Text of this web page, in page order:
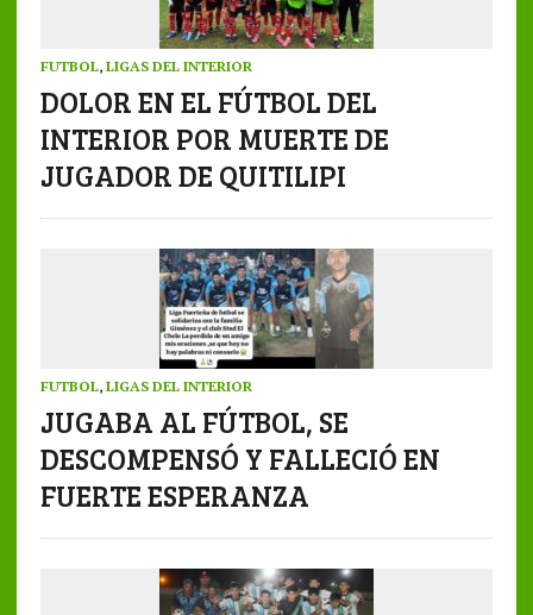
FUTBOL, LIGAS DEL INTERIOR
DOLOR EN EL FÚTBOL DEL
INTERIOR POR MUERTE DE
JUGADOR DE QUITILIPI
FUTBOL, LIGAS DEL INTERIOR
JUGABA AL FÚTBOL, SE
DESCOMPENSÓ Y FALLECIÓ EN
FUERTE ESPERANZA